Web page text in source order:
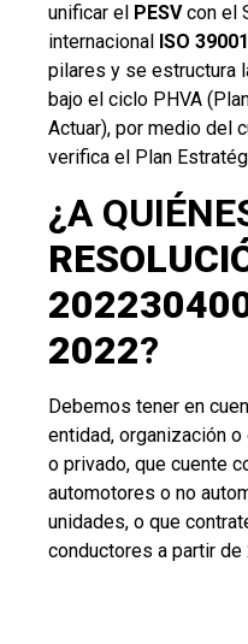
unificar el PESVcon el
internacional ISO
pilares y se estructura
bajo el ciclo PHVA
Actuar), por medio del
verifica el Plan
¿A
2022?
Debemos tener en
entidad, organización
o privado, que cuente
automotores o no
unidades, o que
conductores a partir de